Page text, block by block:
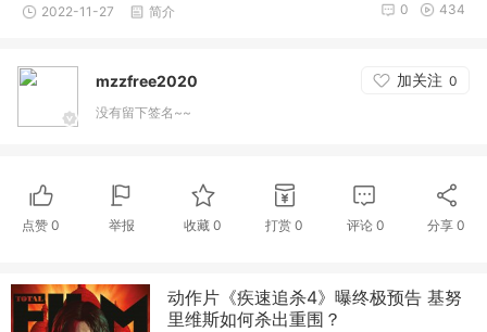
2022-11-27 简介 434
0
mzzfree2020 加关注 0
没有留下签名~~
点赞 0 举报 收藏0 打赏 0 评论 0 分享0
动作片《疾速追杀4》曝终极预告 基努
里维斯如何杀出重围？